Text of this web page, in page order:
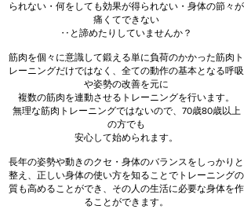
られない・何をしても効果が得られない・身体の節々が
痛くてできない
‥と諦めたりしていませんか？
筋肉を個々に意識して鍛える単に負荷のかかった筋肉ト
レーニングだけではなく、全ての動作の基本となる呼吸
や姿勢の改善を元に
複数の筋肉を連動させるトレーニングを行います。
無理な筋肉トレーニングではないので、70歳80歳以上
の方でも
安心して始められます。
長年の姿勢や動きのクセ・身体のバランスをしっかりと
整え、正しい身体の使い方を知ることでトレーニングの
質も高めることができ、その人の生活に必要な身体を作
ることができます。